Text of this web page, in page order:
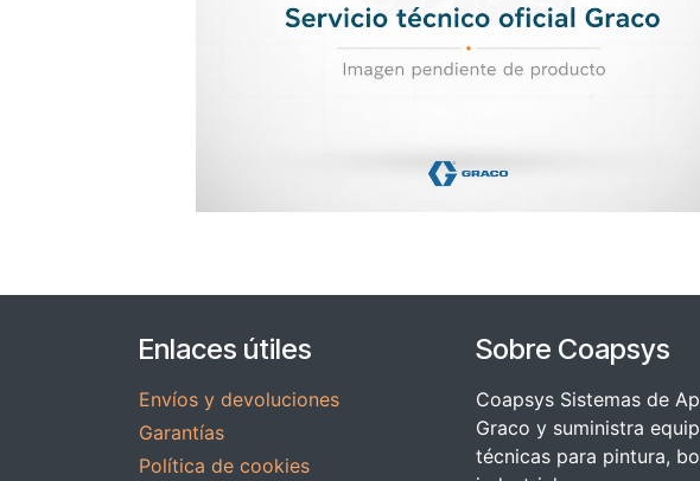
Enlaces útiles
Envíos y devoluciones
Garantías
Política de cookies
Sobre Coapsys
Coapsys Sistemas de
Graco y suministra
técnicas para pintura,